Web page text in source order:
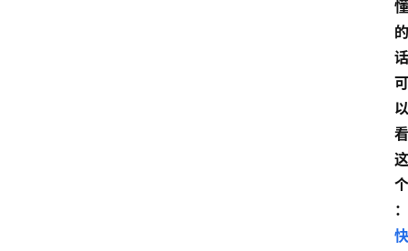
懂
的
话
可
以
看
这
个
：
快